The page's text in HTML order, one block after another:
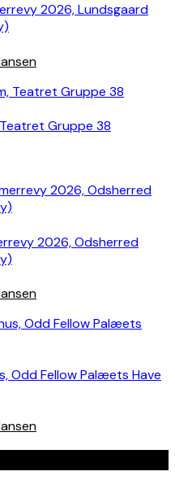
2026, Lundsgaard
Gruppe 38
2026, Odsherred
Odd Fellow Palæets Have